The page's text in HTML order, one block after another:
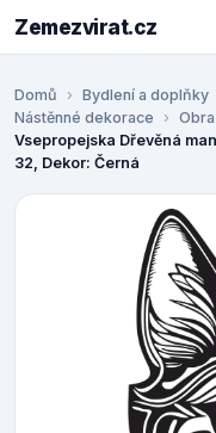
Zemezvirat.cz
Domů Bydlení a doplňky
Nástěnné dekorace
Vsepropejska Dřevěná
32, Dekor: Černá